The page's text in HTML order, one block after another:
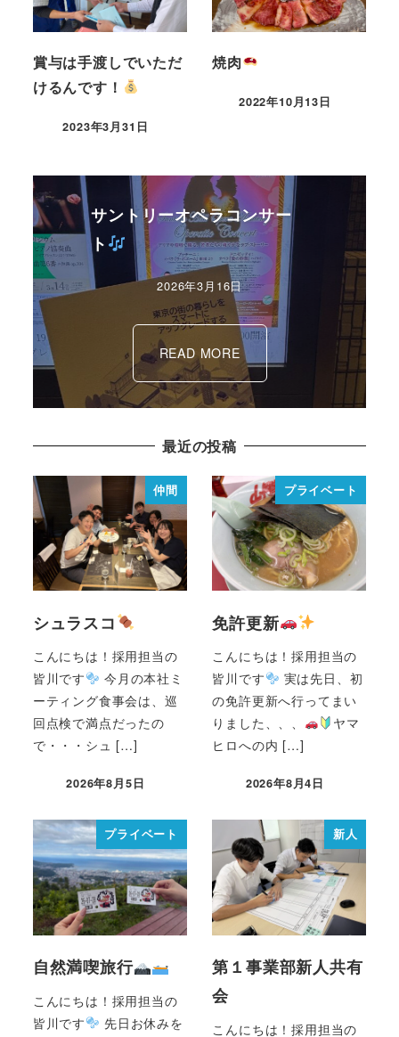
賞与は手渡しでいただ
けるんです！
2023年3月31日
焼肉
2022年10月13日
サントリーオペラコンサー
ト
2026年3月16日
READ MORE
最近の投稿
仲間
シュラスコ
こんにちは！採用担当の
皆川です
今月の本社ミ
ーティング食事会は、巡
回点検で満点だったの
で・・・シュ […]
2026年8月5日
プライベート
免許更新
こんにちは！採用担当の
皆川です
実は先日、初
の免許更新へ行ってまい
りました、、、
ヤマ
ヒロへの内 […]
2026年8月4日
プライベート
自然満喫旅行
こんにちは！採用担当の
皆川です
先日お休みを
新人
第１事業部新人共有
会
こんにちは！採用担当の